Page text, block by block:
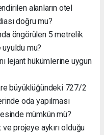
alanların otel
doğru mu?
öngörülen 5 metrelik
mu?
lejant hükümlerine uygun
büyüklüğündeki 727/2
oda yapılması
mümkün mü?
projeye aykırı olduğu